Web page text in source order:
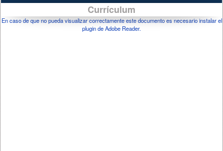
Currículum
En caso de que no pueda visualizar correctamente este documento es necesario instalar el
plugin de Adobe Reader.